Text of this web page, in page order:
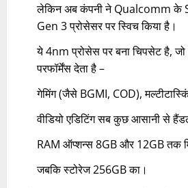
लेकिन अब कंपनी ने Qualcomm के
Gen 3 प्रोसेसर पर स्विच किया है।
ये 4nm प्रोसेस पर बना चिपसेट है,
परफॉर्मेंस देता है –
गेमिंग (जैसे BGMI, COD),
वीडियो एडिटिंग सब कुछ आसानी से
RAM ऑप्शन्स 8GB और 12GB तक
जबकि स्टोरेज 256GB का।